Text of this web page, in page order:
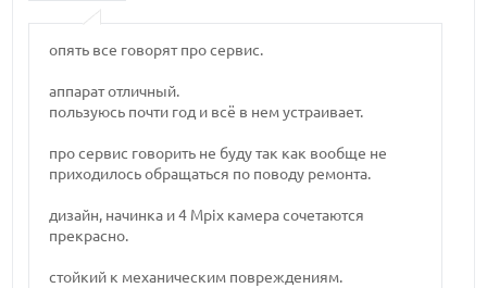
опять все говорят про сервис.
аппарат отличный.
пользуюсь почти год и всё в нем устраивает.
про сервис говорить не буду так как вообще не
приходилось обращаться по поводу ремонта.
дизайн, начинка и 4 Mpix камера сочетаются
прекрасно.
стойкий к механическим повреждениям.